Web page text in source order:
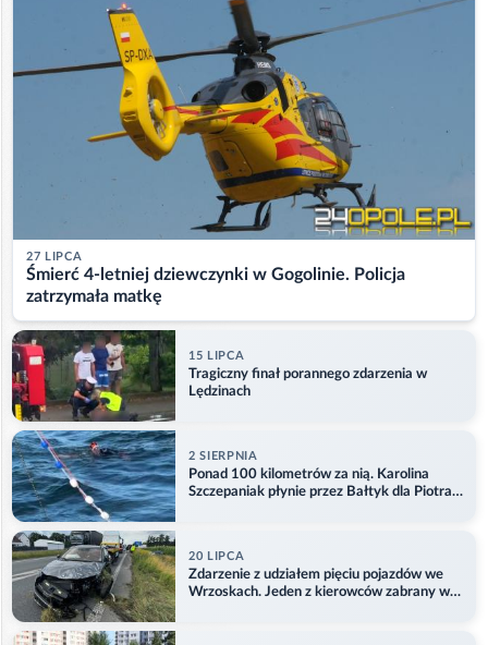
27 LIPCA
Śmierć 4-letniej dziewczynki w Gogolinie. Policja
zatrzymała matkę
15 LIPCA
Tragiczny finał porannego zdarzenia w
Lędzinach
2 SIERPNIA
Ponad 100 kilometrów za nią. Karolina
Szczepaniak płynie przez Bałtyk dla Piotra.
20 LIPCA
Zdarzenie z udziałem pięciu pojazdów we
Wrzoskach. Jeden z kierowców zabrany w